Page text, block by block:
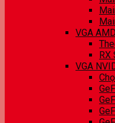
VGA AMD
RX
VGA